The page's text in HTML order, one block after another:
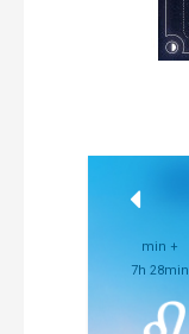
min +
7h 28min